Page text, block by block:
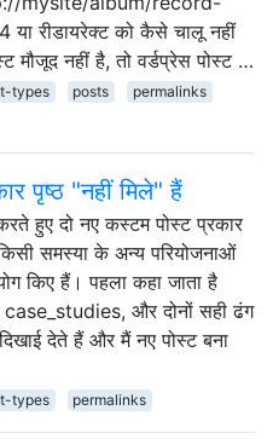
रीडायरेक्ट को कैसे चालू नहीं
मौजूद नहीं है, तो वर्डप्रेस पोस्ट …
types posts
permalinks
पृष्ठ "नहीं मिले" हैं
हुए दो नए कस्टम पोस्ट प्रकार
समस्या के अन्य परियोजनाओं
किए हैं। पहला कहा जाता है
और दोनों सही ढंग
देते हैं और मैं नए पोस्ट बना
types permalinks